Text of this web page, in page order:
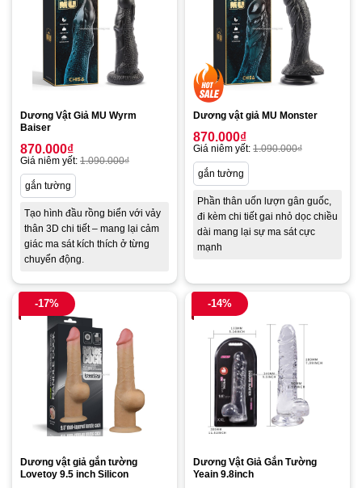
Dương Vật Giả MU Wyrm
Baiser
870.000₫
Giá niêm yết: 1.090.000₫
gắn tường
Tạo hình đầu rồng biển với vảy
thân 3D chi tiết – mang lại cảm
giác ma sát kích thích ở từng
chuyển động.
Dương vật giả MU Monster
870.000₫
Giá niêm yết: 1.090.000₫
gắn tường
Phần thân uốn lượn gân guốc,
đi kèm chi tiết gai nhỏ dọc chiều
dài mang lại sự ma sát cực
mạnh
-17%
Dương vật giả gắn tường
Lovetoy 9.5 inch Silicon
-14%
Dương Vật Giả Gắn Tường
Yeain 9.8inch